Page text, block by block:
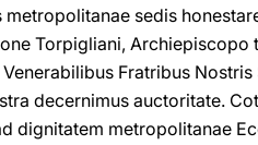
sedis
Torpigliani, Archiepiscopo
Fratribus Nostris
decernimus auctoritate.
dignitatem metropolitanae